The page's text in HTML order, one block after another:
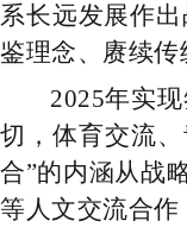
系长远发展作
鉴理念、赓续传
2025年实
切，体育交流
合”的内涵从战
等人文交流合